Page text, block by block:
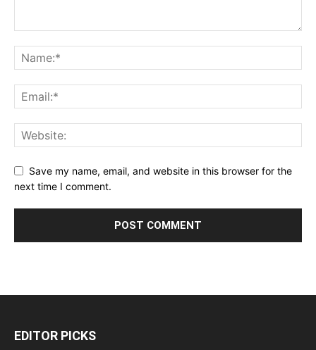
Save my name, email, and website in this browser for the
next time I comment.
EDITOR PICKS